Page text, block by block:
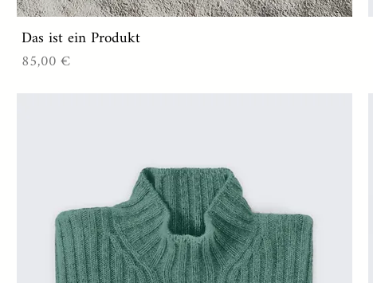
Das ist ein Produkt
Preis
85,00 €